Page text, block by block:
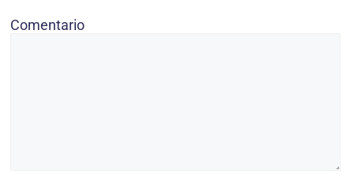
Comentario